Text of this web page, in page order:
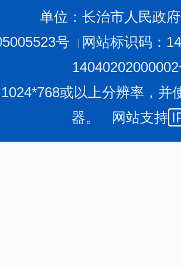
单位：长治市人民政
号
网站标识码：
或以上分辨率，并
器。 网站支持